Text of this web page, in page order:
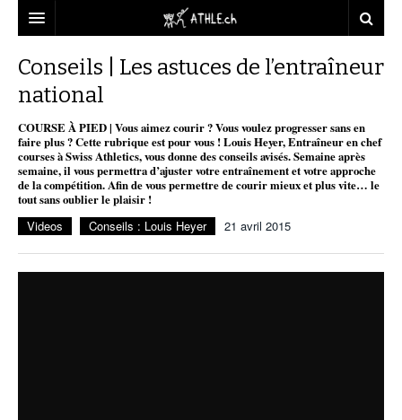
DOSSIERS
CHRONIQUES
TOUT
MICHEL HERREN
REPORTAGES
DOPAGE
STATISTIQUES
STATISTIQUES
MINIMA
PARTENAIRES
CNP
PARTENAIRES
CLUBS PARTENAIRES
VIDEOS
ATHLE.CH
CLUB D’ATHLÉTISME
ATHLE.CH RÉGIONS
Conseils | Les astuces de l’entraîneur
national
COURSE À PIED | Vous aimez courir ? Vous voulez progresser sans en
faire plus ? Cette rubrique est pour vous ! Louis Heyer, Entraîneur en chef
courses à Swiss Athletics, vous donne des conseils avisés. Semaine après
semaine, il vous permettra d’ajuster votre entraînement et votre approche
de la compétition. Afin de vous permettre de courir mieux et plus vite… le
tout sans oublier le plaisir !
Videos Conseils : Louis Heyer 21 avril 2015